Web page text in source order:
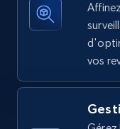
Specifications,
more.
vos